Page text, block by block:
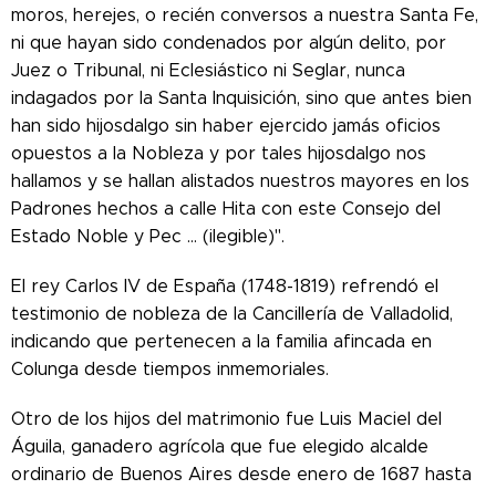
moros, herejes, o recién conversos a nuestra Santa Fe,
ni que hayan sido condenados por algún delito, por
Juez o Tribunal, ni Eclesiástico ni Seglar, nunca
indagados por la Santa Inquisición, sino que antes bien
han sido hijosdalgo sin haber ejercido jamás oficios
opuestos a la Nobleza y por tales hijosdalgo nos
hallamos y se hallan alistados nuestros mayores en los
Padrones hechos a calle Hita con este Consejo del
Estado Noble y Pec ... (ilegible)".
El rey Carlos IV de España (1748-1819) refrendó el
testimonio de nobleza de la Cancillería de Valladolid,
indicando que pertenecen a la familia afincada en
Colunga desde tiempos inmemoriales.
Otro de los hijos del matrimonio fue Luis Maciel del
Águila, ganadero agrícola que fue elegido alcalde
ordinario de Buenos Aires desde enero de 1687 hasta